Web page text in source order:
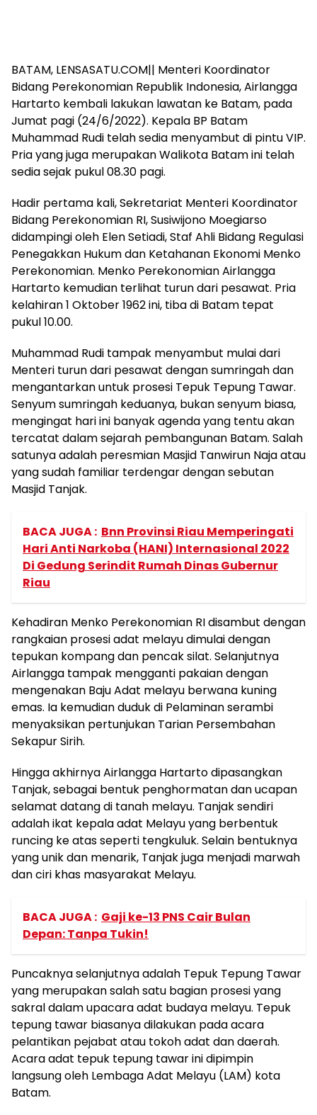
BATAM, LENSASATU.COM|| Menteri Koordinator
Bidang Perekonomian Republik Indonesia, Airlangga
Hartarto kembali lakukan lawatan ke Batam, pada
Jumat pagi (24/6/2022). Kepala BP Batam
Muhammad Rudi telah sedia menyambut di pintu VIP.
Pria yang juga merupakan Walikota Batam ini telah
sedia sejak pukul 08.30 pagi.
Hadir pertama kali, Sekretariat Menteri Koordinator
Bidang Perekonomian RI, Susiwijono Moegiarso
didampingi oleh Elen Setiadi, Staf Ahli Bidang Regulasi
Penegakkan Hukum dan Ketahanan Ekonomi Menko
Perekonomian. Menko Perekonomian Airlangga
Hartarto kemudian terlihat turun dari pesawat. Pria
kelahiran 1 Oktober 1962 ini, tiba di Batam tepat
pukul 10.00.
Muhammad Rudi tampak menyambut mulai dari
Menteri turun dari pesawat dengan sumringah dan
mengantarkan untuk prosesi Tepuk Tepung Tawar.
Senyum sumringah keduanya, bukan senyum biasa,
mengingat hari ini banyak agenda yang tentu akan
tercatat dalam sejarah pembangunan Batam. Salah
satunya adalah peresmian Masjid Tanwirun Naja atau
yang sudah familiar terdengar dengan sebutan
Masjid Tanjak.
BACA JUGA : Bnn Provinsi Riau Memperingati
Hari Anti Narkoba (HANI) Internasional 2022
Di Gedung Serindit Rumah Dinas Gubernur
Riau
Kehadiran Menko Perekonomian RI disambut dengan
rangkaian prosesi adat melayu dimulai dengan
tepukan kompang dan pencak silat. Selanjutnya
Airlangga tampak mengganti pakaian dengan
mengenakan Baju Adat melayu berwana kuning
emas. Ia kemudian duduk di Pelaminan serambi
menyaksikan pertunjukan Tarian Persembahan
Sekapur Sirih.
Hingga akhirnya Airlangga Hartarto dipasangkan
Tanjak, sebagai bentuk penghormatan dan ucapan
selamat datang di tanah melayu. Tanjak sendiri
adalah ikat kepala adat Melayu yang berbentuk
runcing ke atas seperti tengkuluk. Selain bentuknya
yang unik dan menarik, Tanjak juga menjadi marwah
dan ciri khas masyarakat Melayu.
BACA JUGA : Gaji ke-13 PNS Cair Bulan
Depan: Tanpa Tukin!
Puncaknya selanjutnya adalah Tepuk Tepung Tawar
yang merupakan salah satu bagian prosesi yang
sakral dalam upacara adat budaya melayu. Tepuk
tepung tawar biasanya dilakukan pada acara
pelantikan pejabat atau tokoh adat dan daerah.
Acara adat tepuk tepung tawar ini dipimpin
langsung oleh Lembaga Adat Melayu (LAM) kota
Batam.